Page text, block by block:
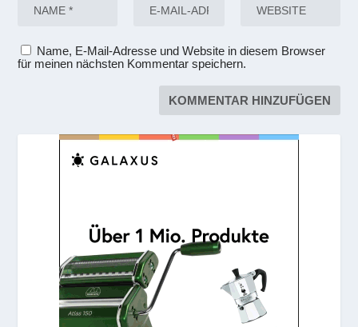
Name, E-Mail-Adresse und Website in diesem Browser
für meinen nächsten Kommentar speichern.